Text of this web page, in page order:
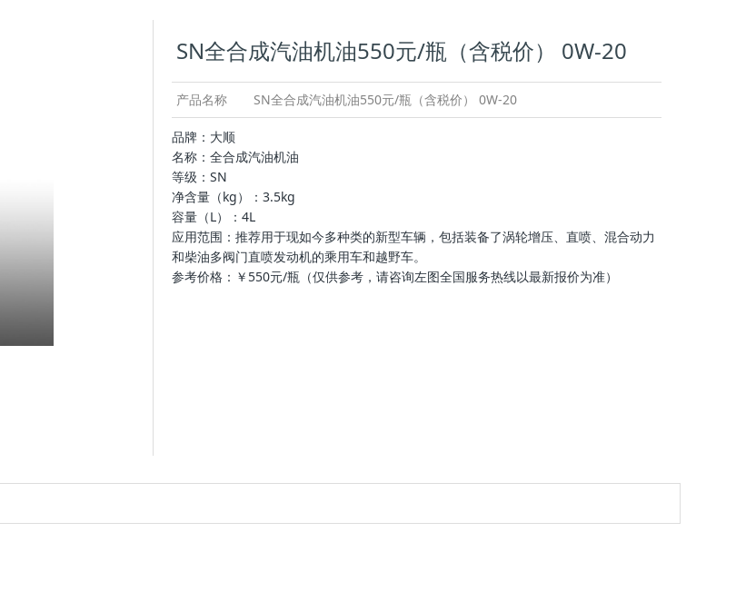
SN全合成汽油机油550元/瓶（含税价） 0W-20
产品名称 SN全合成汽油机油550元/瓶（含税价） 0W-20
品牌：大顺
名称：全合成汽油机油
等级：SN
净含量（kg）：3.5kg
容量（L）：4L
应用范围：推荐用于现如今多种类的新型车辆，包括装备了涡轮增压、直喷、混合动力
和柴油多阀门直喷发动机的乘用车和越野车。
参考价格：￥550元/瓶（仅供参考，请咨询左图全国服务热线以最新报价为准）